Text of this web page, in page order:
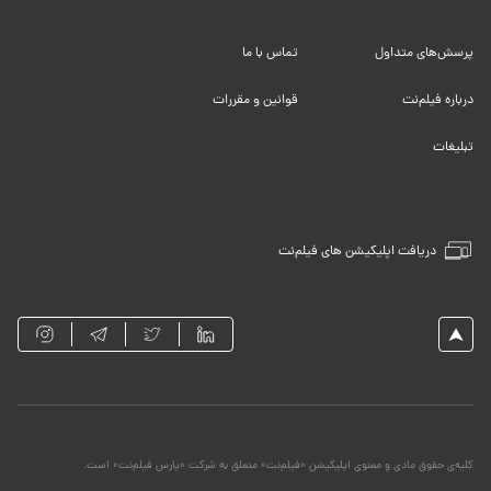
دریافت اپلیکیشن های فیلم‌نت
پرسش‌های متداول تماس با ما
درباره فیلم‌نت قوانین و مقررات
تبلیغات
کلیه‌ی حقوق مادی و معنوی اپلیکیشن «فیلم‌نت» متعلق به شرکت «پارس فیلم‌نت» است.